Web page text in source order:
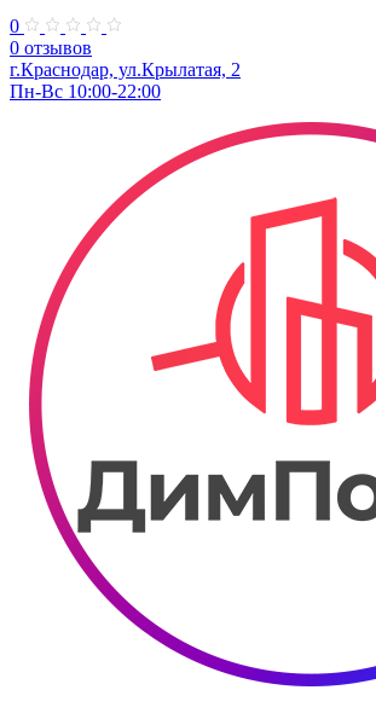
0
0 отзывов
г.Краснодар, ул.Крылатая, 2
Пн-Вс 10:00-22:00